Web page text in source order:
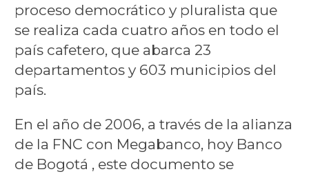
proceso democrático y pluralista que
se realiza cada cuatro años en todo el
país cafetero, que abarca 23
departamentos y 603 municipios del
país.
En el año de 2006, a través de la alianza
de la FNC con Megabanco, hoy Banco
de Bogotá , este documento se